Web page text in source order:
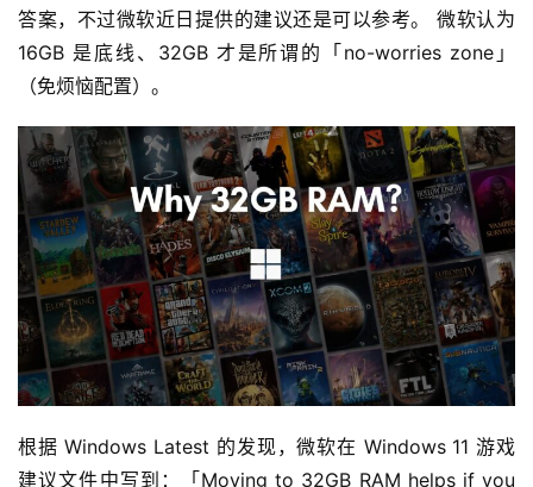
答案，不过微软近日提供的建议还是可以参考。 微软认为
16GB 是底线、32GB 才是所谓的「no-worries zone」
（免烦恼配置）。
根据 Windows Latest 的发现，微软在 Windows 11 游戏
建议文件中写到：「Moving to 32GB RAM helps if you